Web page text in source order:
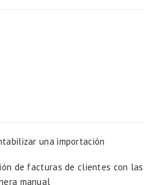
una importación
de facturas de clientes con las
manual